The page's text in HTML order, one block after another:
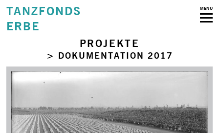
TANZFONDS
ERBE
MENU
PROJEKTE
> DOKUMENTATION 2017